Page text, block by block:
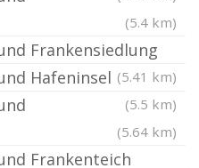
(5.4 km)
Frankensiedlung
(5.41 km)
Hafeninsel
(5.5 km)
(5.64 km)
Frankenteich